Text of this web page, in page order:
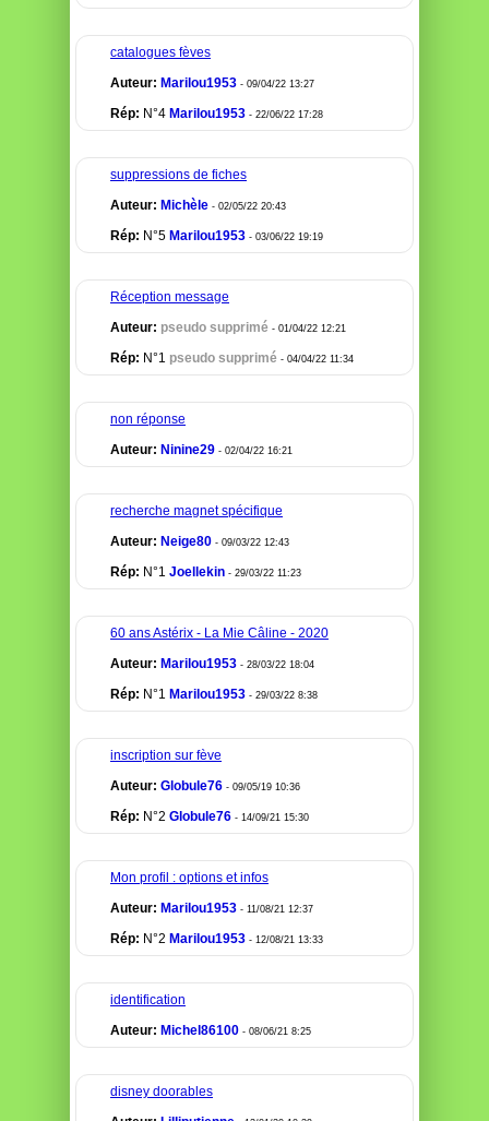
catalogues fèves
Auteur: Marilou1953 - 09/04/22 13:27
Rép: N°4 Marilou1953 - 22/06/22 17:28
suppressions de fiches
Auteur: Michèle - 02/05/22 20:43
Rép: N°5 Marilou1953 - 03/06/22 19:19
Réception message
Auteur: pseudo supprimé - 01/04/22 12:21
Rép: N°1 pseudo supprimé - 04/04/22 11:34
non réponse
Auteur: Ninine29 - 02/04/22 16:21
recherche magnet spécifique
Auteur: Neige80 - 09/03/22 12:43
Rép: N°1 Joellekin - 29/03/22 11:23
60 ans Astérix - La Mie Câline - 2020
Auteur: Marilou1953 - 28/03/22 18:04
Rép: N°1 Marilou1953 - 29/03/22 8:38
inscription sur fève
Auteur: Globule76 - 09/05/19 10:36
Rép: N°2 Globule76 - 14/09/21 15:30
Mon profil : options et infos
Auteur: Marilou1953 - 11/08/21 12:37
Rép: N°2 Marilou1953 - 12/08/21 13:33
identification
Auteur: Michel86100 - 08/06/21 8:25
disney doorables